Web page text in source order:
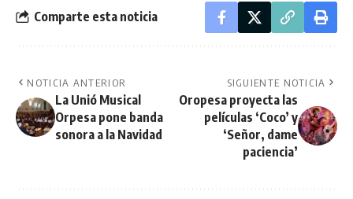
Comparte esta noticia
NOTICIA ANTERIOR
La Unió Musical
Orpesa pone banda
sonora a la Navidad
SIGUIENTE NOTICIA
Oropesa proyecta las
películas ‘Coco’ y
‘Señor, dame
paciencia’